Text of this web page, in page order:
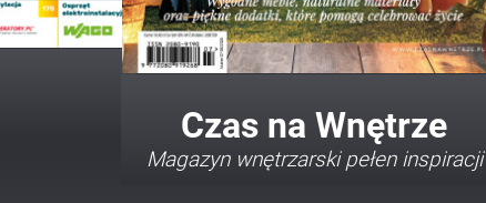
Twój Dom Twój Styl
Porady i inspiracje w najmodniejszych